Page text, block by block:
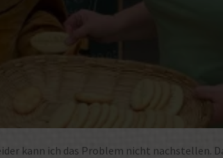
kann ich das Problem nicht nachstellen.